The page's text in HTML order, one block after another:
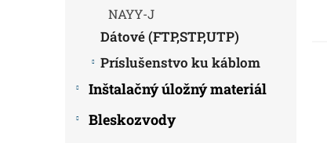
NAYY-J
Dátové (FTP,STP,UTP)
Príslušenstvo ku káblom
Inštalačný úložný materiál
Bleskozvody